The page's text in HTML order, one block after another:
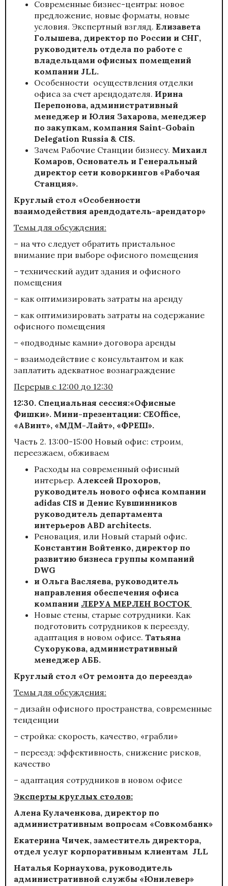
Современные бизнес-центры: новое
предложение, новые форматы, новые
условия. Экспертный взгляд. Елизавета
Голышева, директор по России и СНГ,
руководитель отдела по работе с
владельцами офисных помещений
компании JLL.
Особенности осуществления отделки
офиса за счет арендодателя. Ирина
Перепонова, административный
менеджер и Юлия Захарова, менеджер
по закупкам, компания Saint-Gobain
Delegation Russia & CIS.
Зачем Рабочие Станции бизнесу. Михаил
Комаров, Основатель и Генеральный
директор сети коворкингов «Рабочая
Станция».
Круглый стол «Особенности
взаимодействия арендодатель-арендатор»
Темы для обсуждения:
– на что следует обратить пристальное
внимание при выборе офисного помещения
– технический аудит здания и офисного
помещения
– как оптимизировать затраты на аренду
– как оптимизировать затраты на содержание
офисного помещения
– «подводные камни» договора аренды
– взаимодействие с консультантом и как
заплатить адекватное вознаграждение
Перерыв с 12:00 до 12:30
12:30. Специальная сессия:«Офисные
Фишки». Мини-презентации: CEOffice,
«АВинт», «МДМ-Лайт», «ФРЕШ».
Часть 2. 13:00-15:00 Новый офис: строим,
переезжаем, обживаем
Расходы на современный офисный
интерьер. Алексей Прохоров,
руководитель нового офиса компании
adidas CIS и Денис Кувшинников
руководитель департамента
интерьеров ABD architects.
Реновация, или Новый старый офис.
Константин Войтенко, директор по
развитию бизнеса группы компаний
DWG
и Ольга Васляева, руководитель
направления обеспечения офиса
компании ЛЕРУА МЕРЛЕН ВОСТОК
Новые стены, старые сотрудники. Как
подготовить сотрудников к переезду,
адаптация в новом офисе. Татьяна
Сухорукова, административный
менеджер АББ.
Круглый стол «От ремонта до переезда»
Темы для обсуждения:
– дизайн офисного пространства, современные
тенденции
– стройка: скорость, качество, «грабли»
– переезд: эффективность, снижение рисков,
качество
– адаптация сотрудников в новом офисе
Эксперты круглых столов:
Алена Кулаченкова, директор по
административным вопросам «Совкомбанк»
Екатерина Чичек, заместитель директора,
отдел услуг корпоративным клиентам JLL
Наталья Корнаухова, руководитель
административной службы «Юнилевер»